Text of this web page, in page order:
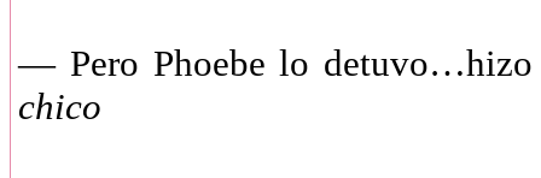
— Pero Phoebe lo
chico